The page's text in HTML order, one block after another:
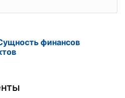
финансов